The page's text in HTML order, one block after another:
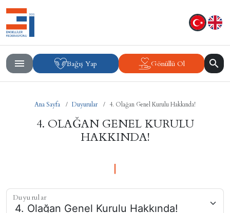
Bağış Yap Gönüllü Ol
Ana Sayfa Duyurular 4. Olağan Genel Kurulu Hakkında!
4. OLAĞAN GENEL KURULU
HAKKINDA!
Duyurular